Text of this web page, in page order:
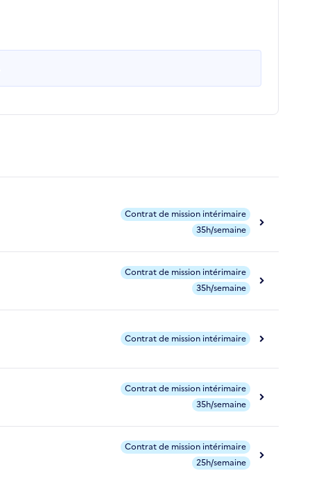
Contrat de mission intérimaire
35h/semaine
Contrat de mission intérimaire
35h/semaine
Contrat de mission intérimaire
Contrat de mission intérimaire
35h/semaine
Contrat de mission intérimaire
25h/semaine